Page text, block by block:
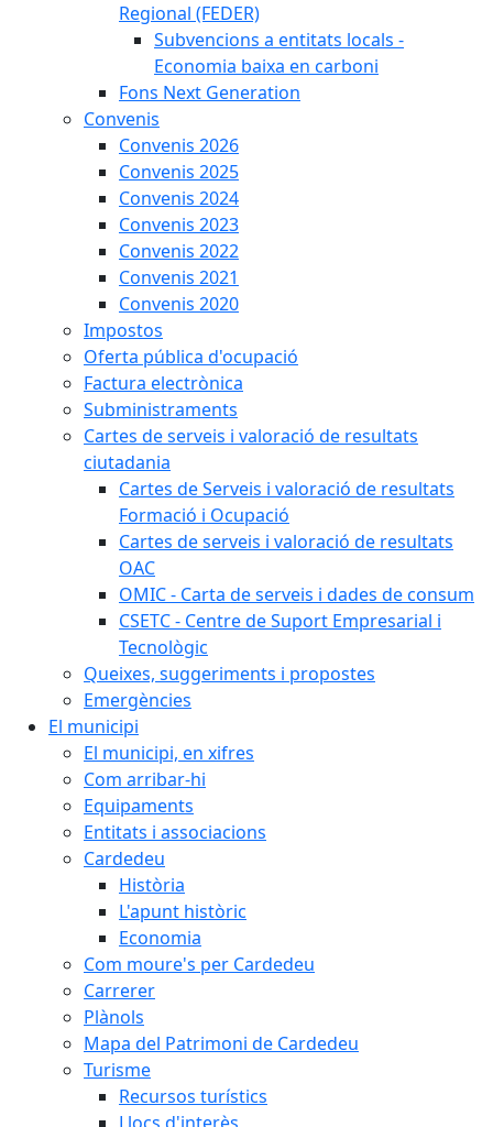
Regional (FEDER)
Subvencions a entitats locals -
Economia baixa en carboni
Fons Next Generation
Convenis
Convenis 2026
Convenis 2025
Convenis 2024
Convenis 2023
Convenis 2022
Convenis 2021
Convenis 2020
Impostos
Oferta pública d'ocupació
Factura electrònica
Subministraments
Cartes de serveis i valoració de resultats
ciutadania
Cartes de Serveis i valoració de resultats
Formació i Ocupació
Cartes de serveis i valoració de resultats
OAC
OMIC - Carta de serveis i dades de consum
CSETC - Centre de Suport Empresarial i
Tecnològic
Queixes, suggeriments i propostes
Emergències
El municipi
El municipi, en xifres
Com arribar-hi
Equipaments
Entitats i associacions
Cardedeu
Història
L'apunt històric
Economia
Com moure's per Cardedeu
Carrerer
Plànols
Mapa del Patrimoni de Cardedeu
Turisme
Recursos turístics